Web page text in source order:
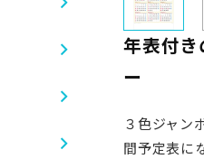
年表付き
ー
３色ジャン
間予定表に
乗り物
花鳥画
外観
和風